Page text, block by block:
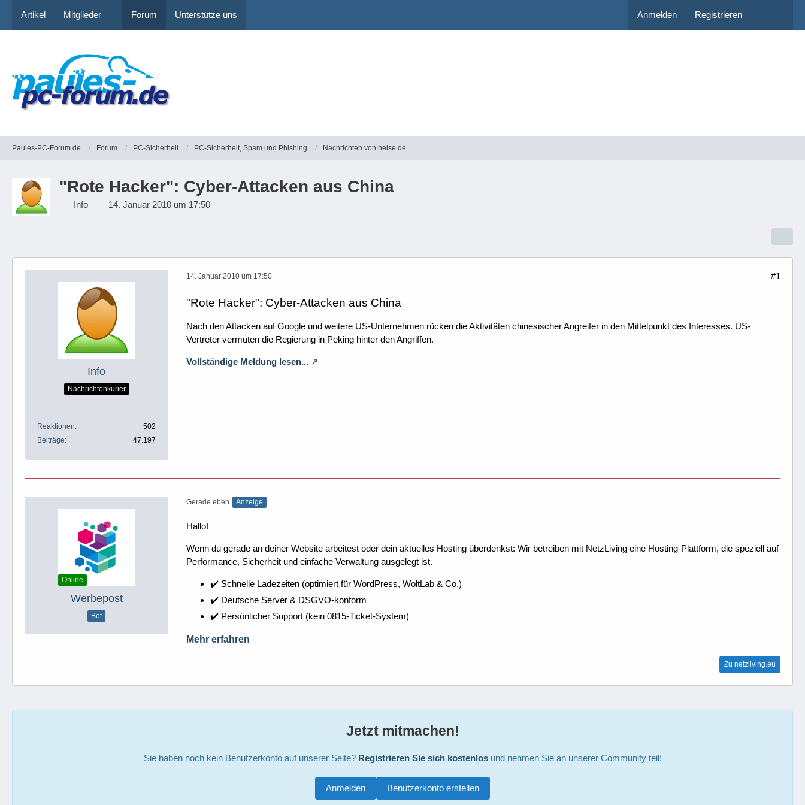
Artikel Mitglieder Forum Unterstütze uns Anmelden Registrieren
Paules-PC-Forum.de Forum PC-Sicherheit PC-Sicherheit, Spam und Phishing Nachrichten von heise.de
"Rote Hacker": Cyber-Attacken aus China
Info 14. Januar 2010 um 17:50
Info
Nachrichtenkurier
Reaktionen
502
Beiträge
47.197
14. Januar 2010 um 17:50 #1
"Rote Hacker": Cyber-Attacken aus China
Nach den Attacken auf Google und weitere US-Unternehmen rücken die Aktivitäten chinesischer Angreifer in den Mittelpunkt des Interesses. US-
Vertreter vermuten die Regierung in Peking hinter den Angriffen.
Vollständige Meldung lesen...
Online
Werbepost
Bot
Gerade eben Anzeige
Hallo!
Wenn du gerade an deiner Website arbeitest oder dein aktuelles Hosting überdenkst: Wir betreiben mit NetzLiving eine Hosting-Plattform, die speziell auf
Performance, Sicherheit und einfache Verwaltung ausgelegt ist.
✔️ Schnelle Ladezeiten (optimiert für WordPress, WoltLab & Co.)
✔️ Deutsche Server & DSGVO-konform
✔️ Persönlicher Support (kein 0815-Ticket-System)
Mehr erfahren
Zu netzliving.eu
Jetzt mitmachen!
Sie haben noch kein Benutzerkonto auf unserer Seite? Registrieren Sie sich kostenlosund nehmen Sie an unserer Community teil!
Benutzerkonto erstellen
Anmelden